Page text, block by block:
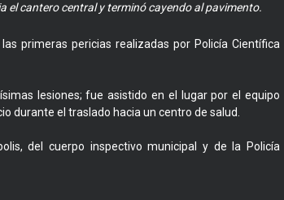
el cantero central y terminó cayendo al pavimento.
primeras pericias realizadas por Policía Científica
lesiones; fue asistido en el lugar por el equipo
durante el traslado hacia un centro de salud.
del cuerpo inspectivo municipal y de la Policía